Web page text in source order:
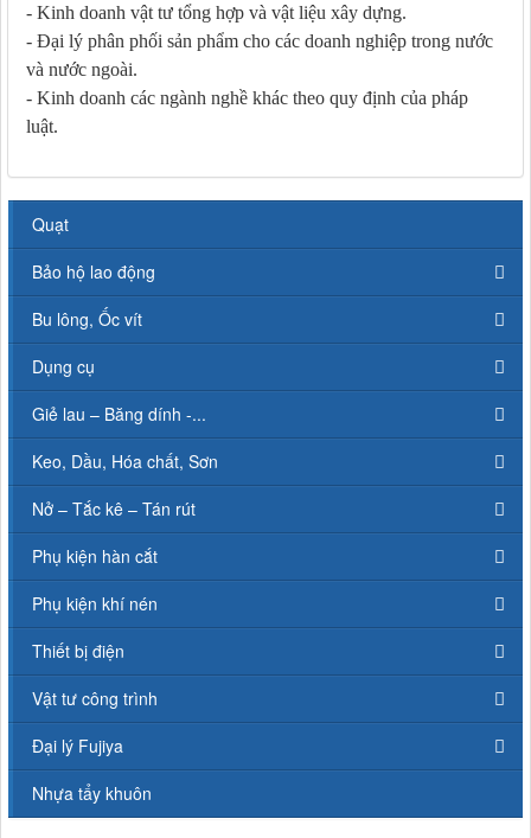
- Kinh doanh vật tư tổng hợp và vật liệu xây dựng.
- Đại lý phân phối sản phẩm cho các doanh nghiệp trong nước
và nước ngoài.
- Kinh doanh các ngành nghề khác theo quy định của pháp
luật.
Quạt
Bảo hộ lao động
Bu lông, Ốc vít
Dụng cụ
Giẻ lau – Băng dính -...
Keo, Dầu, Hóa chất, Sơn
Nở – Tắc kê – Tán rút
Phụ kiện hàn cắt
Phụ kiện khí nén
Thiết bị điện
Vật tư công trình
Đại lý Fujiya
Nhựa tẩy khuôn